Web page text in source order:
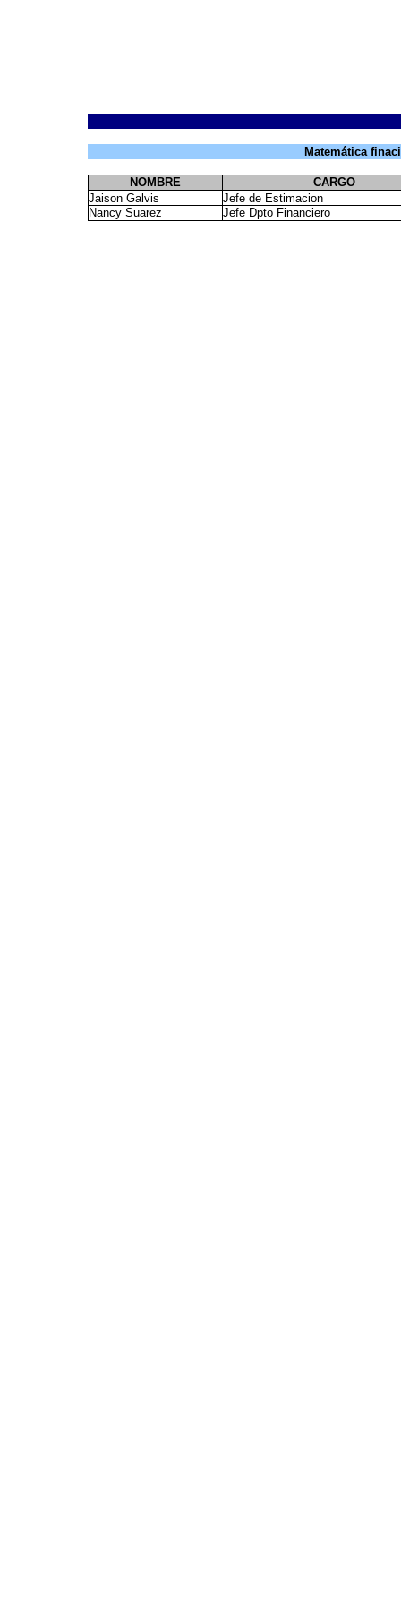
Matemática
NOMBRE
CARGO
Jaison Galvis
Jefe de Estimacion
Nancy Suarez
Jefe Dpto Financiero